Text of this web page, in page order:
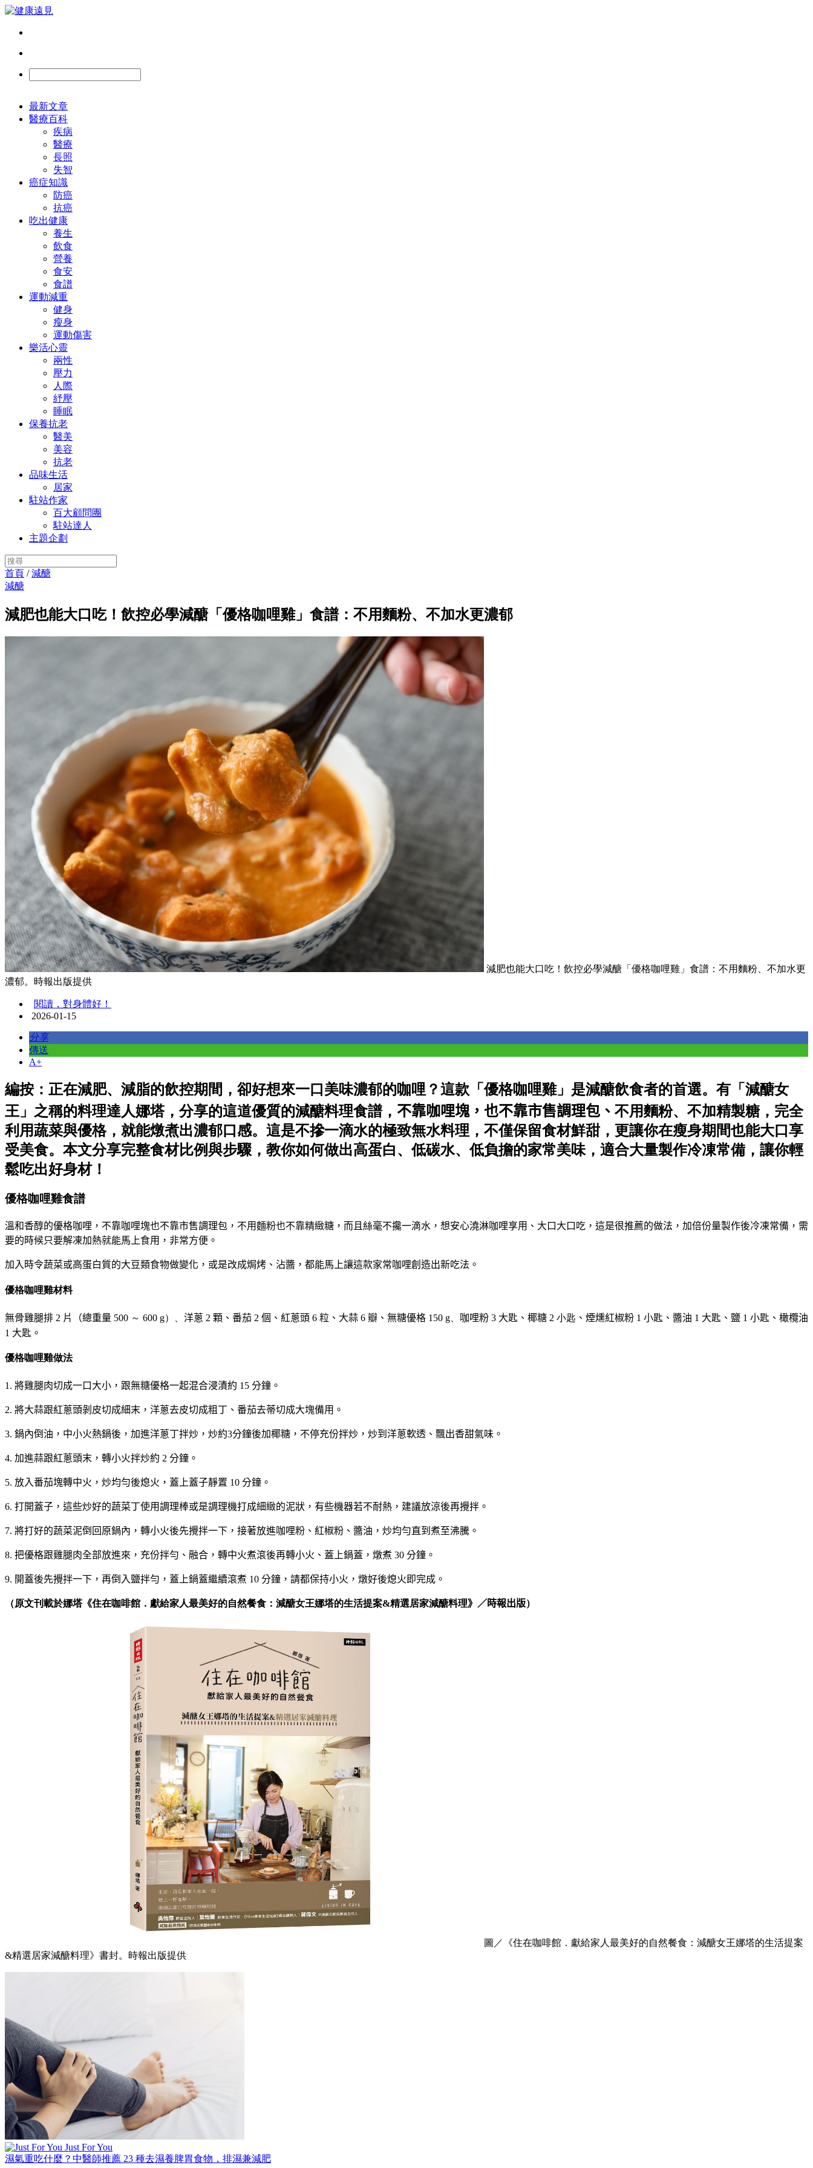
最新文章
醫療百科
疾病
醫療
長照
失智
癌症知識
防癌
抗癌
吃出健康
養生
飲食
營養
食安
食譜
運動減重
健身
瘦身
運動傷害
樂活心靈
兩性
壓力
人際
紓壓
睡眠
保養抗老
醫美
美容
抗老
品味生活
居家
駐站作家
百大顧問團
駐站達人
主題企劃
首頁 /減醣
減醣
減肥也能大口吃！飲控必學減醣「優格咖哩雞」食譜：不用麵粉、不加水更濃郁
減肥也能大口吃！飲控必學減醣「優格咖哩雞」食譜：不用麵粉、不加水更
濃郁。時報出版提供
閱讀，對身體好！
2026-01-15
分享
傳送
A+
編按：正在減肥、減脂的飲控期間，卻好想來一口美味濃郁的咖哩？這款「優格咖哩雞」是減醣飲食者的首選。有「減醣女
王」之稱的料理達人娜塔，分享的這道優質的減醣料理食譜， 不靠咖哩塊，也不靠市售調理包、 不用麵粉、不加精製糖，完全
利用蔬菜與優格，就能燉煮出濃郁口感。這是不摻一滴水的極致無水料理，不僅保留食材鮮甜，更讓你在瘦身期間也能大口享
受美食。本文分享完整食材比例與步驟，教你如何做出高蛋白、低碳水、低負擔的家常美味，適合大量製作冷凍常備，讓你輕
鬆吃出好身材！
優格咖哩雞食譜
溫和香醇的優格咖哩，不靠咖哩塊也不靠市售調理包，不用麵粉也不靠精緻糖，而且絲毫不攙一滴水，想安心澆淋咖哩享用、大口大口吃，這是很推薦的做法，加倍份量製作後冷凍常備，需
要的時候只要解凍加熱就能馬上食用，非常方便。
加入時令蔬菜或高蛋白質的大豆類食物做變化，或是改成焗烤、沾醬，都能馬上讓這款家常咖哩創造出新吃法。
優格咖哩雞材料
無骨雞腿排 2 片（總重量 500 ～ 600 g）、 洋蔥 2 顆 、 番茄 2 個 、 紅蔥頭 6 粒 、 大蒜 6 瓣 、 無糖優格 150 g、 咖哩粉 3 大匙 、 椰糖 2 小匙 、 煙燻紅椒粉 1 小匙 、 醬油 1 大匙 、 鹽 1 小匙 、 橄欖油
1 大匙。
優格咖哩雞做法
1. 將雞腿肉切成一口大小，跟無糖優格一起混合浸漬約 15 分鐘。
2. 將大蒜跟紅蔥頭剝皮切成細末，洋蔥去皮切成粗丁、番茄去蒂切成大塊備用。
3. 鍋內倒油，中小火熱鍋後，加進洋蔥丁拌炒，炒約3分鐘後加椰糖，不停充份拌炒，炒到洋蔥軟透、飄出香甜氣味。
4. 加進蒜跟紅蔥頭末，轉小火拌炒約 2 分鐘。
5. 放入番茄塊轉中火，炒均勻後熄火，蓋上蓋子靜置 10 分鐘。
6. 打開蓋子，這些炒好的蔬菜丁使用調理棒或是調理機打成細緻的泥狀，有些機器若不耐熱，建議放涼後再攪拌。
7. 將打好的蔬菜泥倒回原鍋內，轉小火後先攪拌一下，接著放進咖哩粉、紅椒粉、醬油，炒均勻直到煮至沸騰。
8. 把優格跟雞腿肉全部放進來，充份拌勻、融合，轉中火煮滾後再轉小火、蓋上鍋蓋，燉煮 30 分鐘。
9. 開蓋後先攪拌一下，再倒入鹽拌勻，蓋上鍋蓋繼續滾煮 10 分鐘，請都保持小火，燉好後熄火即完成。
（原文刊載於娜塔《住在咖啡館．獻給家人最美好的自然餐食：減醣女王娜塔的生活提案&精選居家減醣料理》／時報出版）
圖／《住在咖啡館．獻給家人最美好的自然餐食：減醣女王娜塔的生活提案
&精選居家減醣料理》書封。時報出版提供
Just For You
濕氣重吃什麼？中醫師推薦 23 種去濕養脾胃食物，排濕兼減肥